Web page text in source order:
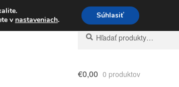
233 221 276
Hľadať:
Vyhľadávanie
€0,00 0 produktov
v nastaveniach. Súhlasiť